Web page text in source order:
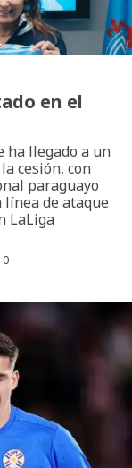
en el
ha llegado a un
cesión, con
paraguayo
línea de ataque
LaLiga